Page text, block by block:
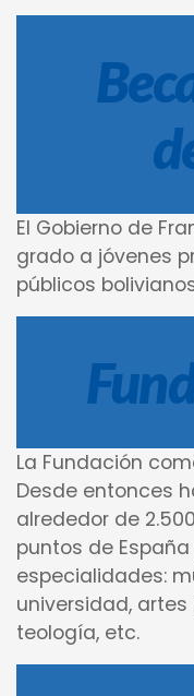
El Gobierno de
grado a jóvenes
públicos
La Fundación
Desde entonces
alrededor de
puntos de
especialidades:
universidad,
teología, etc.